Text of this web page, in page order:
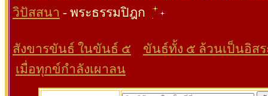
วิปัสสนา - พระธรรมปิฎก
สังขารขันธ์ ในขันธ์ ๕
ขันธ์ทั้ง ๕ ล้วนเป็นอิสร
เมื่อทุกข์กำลังเผาลน